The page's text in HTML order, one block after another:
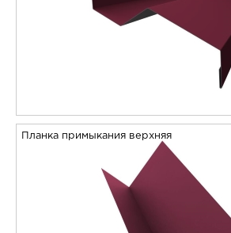
Планка примыкания верхняя